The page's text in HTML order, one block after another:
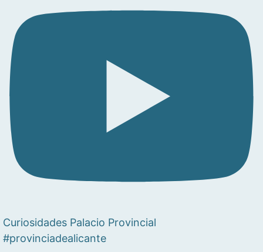
Curiosidades Palacio Provincial
#provinciadealicante